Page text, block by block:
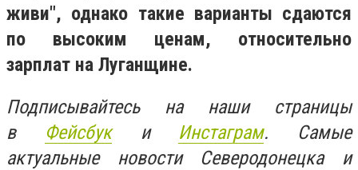
живи", однако такие варианты сдаются
по высоким ценам, относительно
зарплат на Луганщине.
Подписывайтесь на наши страницы
в
Фейсбуки Инстаграм. Самые
актуальные новости Северодонецка и